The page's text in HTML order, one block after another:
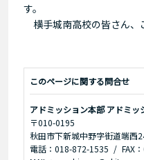
す。
横手城南高校の皆さん、
このページに関する問合せ
アドミッション本部 アドミッ
〒010-0195
秋田市下新城中野字街道端西
電話：018-872-1535
FAX